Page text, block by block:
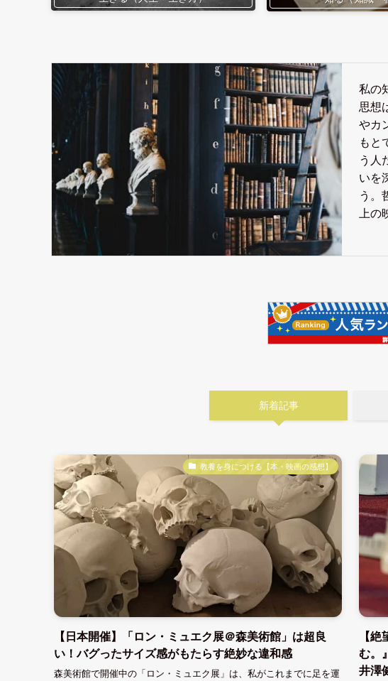
私の
思想
やカ
もと
う人
いを
う。
上
新着記事
教養を身につける【本・映画の感想】
【日本開催】「ロン・ミュエク展＠森美術館」は超良
い！バグったサイズ感がもたらす絶妙な違和感
森美術館で開催中の「ロン・ミュエク展」は、私がこれまでに足を運
【
む。
井澤